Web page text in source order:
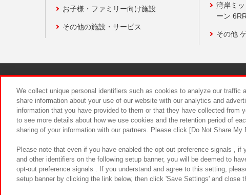
お子様・ファミリー向け施設
その他の施設・サービス
湾岸ミ
ーン
その他
食品のご提供に
We collect unique personal identifiers such as cookies to analyze our traffic
share information about your use of our website with our analytics and
information that you have provided to them or that they have collected from
to see more details about how we use cookies and the retention period of
sharing of your information with our partners. Please click [Do Not Share
Please note that even if you have enabled the opt-out preference signals , if
and other identifiers on the following setup banner, you will be deemed to
opt-out preference signals . If you understand and agree to this setting,
setup banner by clicking the link below, then click 'Save Settings' and close